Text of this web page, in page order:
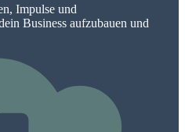
Impulse und
Business aufzubauen und